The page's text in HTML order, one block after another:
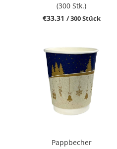
(300 Stk.)
€33.31 / 300 Stück
Pappbecher